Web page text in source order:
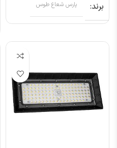
برند پارس شعاع طوس